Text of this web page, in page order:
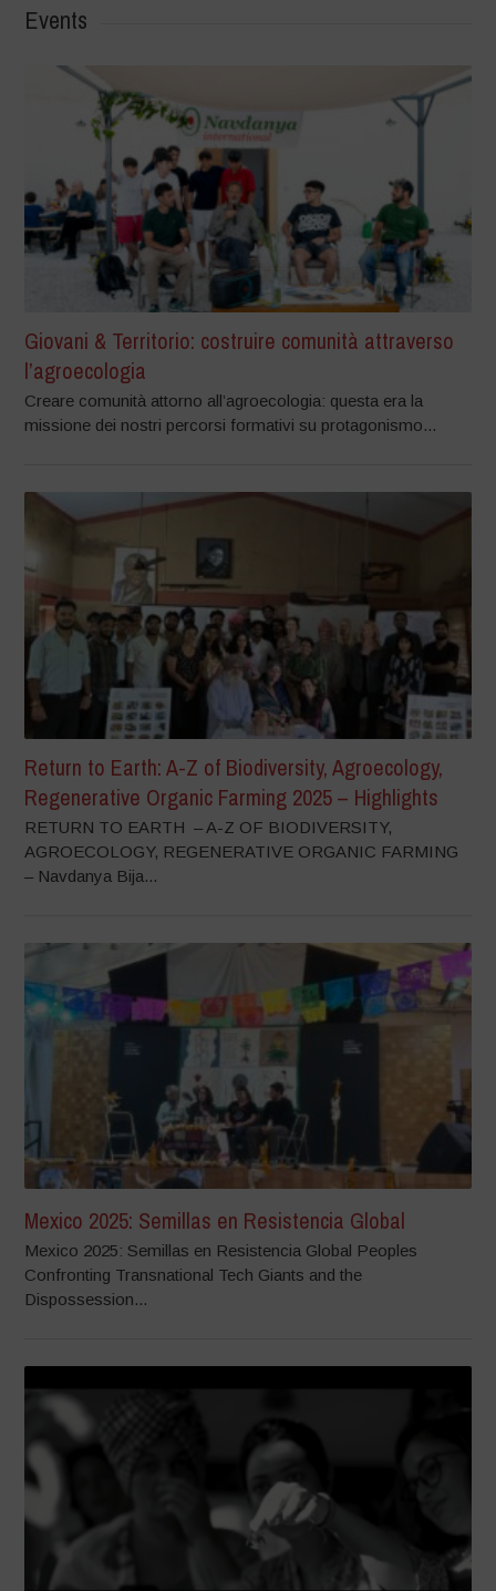
Events
Giovani & Territorio: costruire comunità attraverso
l’agroecologia
Creare comunità attorno all’agroecologia: questa era la
missione dei nostri percorsi formativi su protagonismo...
Return to Earth: A-Z of Biodiversity, Agroecology,
Regenerative Organic Farming 2025 – Highlights
RETURN TO EARTH – A-Z OF BIODIVERSITY,
AGROECOLOGY, REGENERATIVE ORGANIC FARMING
– Navdanya Bija...
Mexico 2025: Semillas en Resistencia Global
Mexico 2025: Semillas en Resistencia Global Peoples
Confronting Transnational Tech Giants and the
Dispossession...